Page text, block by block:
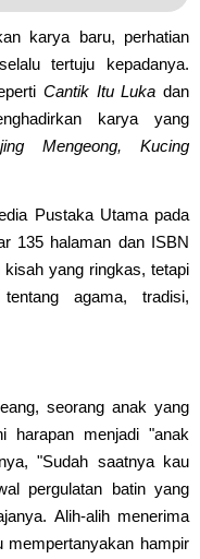
karya baru, perhatian
tertuju kepadanya.
Cantik Itu Luka dan
karya yang
Mengeong, Kucing
Pustaka Utama pada
135 halaman dan ISBN
kisah yang ringkas, tetapi
agama, tradisi,
seorang anak yang
harapan menjadi "anak
"Sudah saatnya kau
pergulatan batin yang
Alih-alih menerima
mempertanyakan hampir